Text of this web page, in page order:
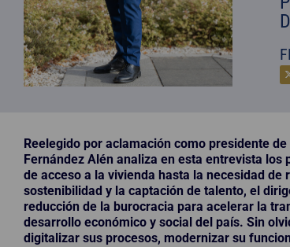
Reelegido por aclamación como presidente
Fernández Alén analiza en esta entrevista
de acceso a la vivienda hasta la necesidad
sostenibilidad y la captación de talento, el
reducción de la burocracia para acelerar la
desarrollo económico y social del país. Sin
digitalizar sus procesos, modernizar su